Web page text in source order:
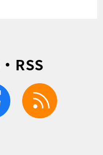
RSS
facebook